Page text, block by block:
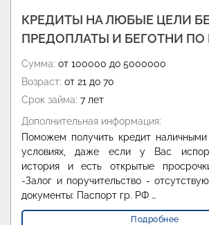
КРЕДИТЫ НА ЛЮБЫЕ ЦЕЛИ
ПРЕДОПЛАТЫ И БЕГОТНИ ПО
Сумма: от 100000 до 5000000
Возраст: от 21 до 70
Срок займа: 7 лет
Дополнительная информация:
Поможем получить кредит
условиях, даже если у Вас
история и есть открытые
-Залог и поручительство -
документы: Паспорт гр. РФ …
Подробнее